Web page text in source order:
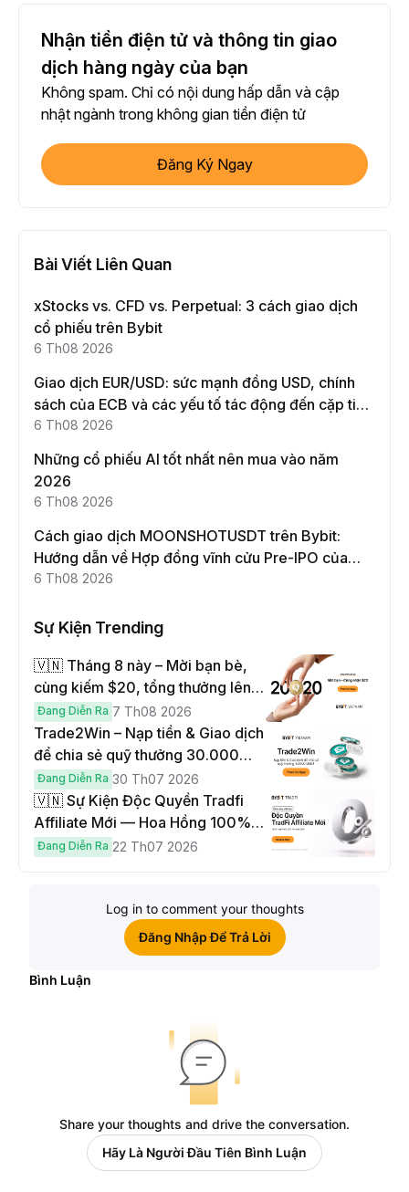
Nhận tiền điện tử và thông tin giao
dịch hàng ngày của bạn
Không spam. Chỉ có nội dung hấp dẫn và cập
nhật ngành trong không gian tiền điện tử
Đăng Ký Ngay
Bài Viết Liên Quan
xStocks vs. CFD vs. Perpetual: 3 cách giao dịch
cổ phiếu trên Bybit
6 Th08 2026
Giao dịch EUR/USD: sức mạnh đồng USD, chính
sách của ECB và các yếu tố tác động đến cặp tiền
này
6 Th08 2026
Những cổ phiếu AI tốt nhất nên mua vào năm
2026
6 Th08 2026
Cách giao dịch MOONSHOTUSDT trên Bybit:
Hướng dẫn về Hợp đồng vĩnh cửu Pre-IPO của
Moonshot AI
6 Th08 2026
Sự Kiện Trending
🇻🇳 Tháng 8 này – Mời bạn bè,
cùng kiếm $20, tổng thưởng lên
đến $1,000
Đang Diễn Ra 7 Th08 2026
Trade2Win – Nạp tiền & Giao dịch
để chia sẻ quỹ thưởng 30.000
USDT
Đang Diễn Ra 30 Th07 2026
🇻🇳 Sự Kiện Độc Quyền Tradfi
Affiliate Mới — Hoa Hồng 100% &
Hoàn Phí Qua Đêm
Đang Diễn Ra 22 Th07 2026
Log in to comment your thoughts
Đăng Nhập Để Trả Lời
Bình Luận
Share your thoughts and drive the conversation.
Hãy Là Người Đầu Tiên Bình Luận